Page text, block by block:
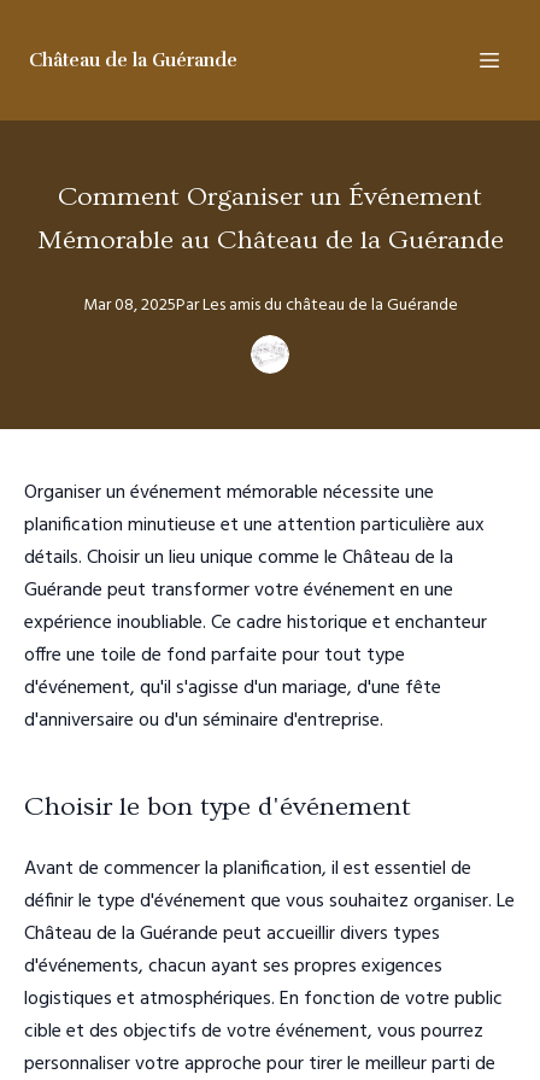
Château de la Guérande
Comment Organiser un Événement
Mémorable au Château de la Guérande
Mar 08, 2025ParLes amisdu château de la Guérande
Organiser un événement mémorable nécessite une
planification minutieuse et une attention particulière aux
détails. Choisir un lieu unique comme le Château de la
Guérande peut transformer votre événement en une
expérience inoubliable. Ce cadre historique et enchanteur
offre une toile de fond parfaite pour tout type
d'événement, qu'il s'agisse d'un mariage, d'une fête
d'anniversaire ou d'un séminaire d'entreprise.
Choisir le bon type d'événement
Avant de commencer la planification, il est essentiel de
définir le type d'événement que vous souhaitez organiser. Le
Château de la Guérande peut accueillir divers types
d'événements, chacun ayant ses propres exigences
logistiques et atmosphériques. En fonction de votre public
cible et des objectifs de votre événement, vous pourrez
personnaliser votre approche pour tirer le meilleur parti de